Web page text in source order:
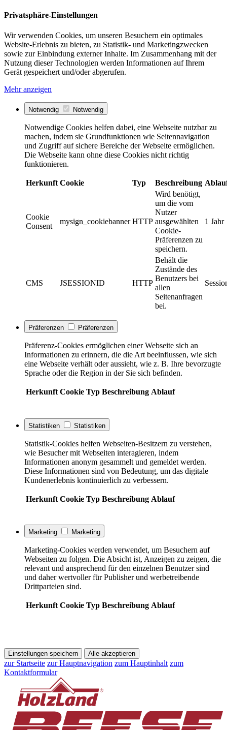
Privatsphäre-Einstellungen
Wir verwenden Cookies, um unseren Besuchern ein optimales
Website-Erlebnis zu bieten, zu Statistik- und Marketingzwecken
sowie zur Einbindung externer Inhalte. Im Zusammenhang mit der
Nutzung dieser Technologien werden Informationen auf Ihrem
Gerät gespeichert und/oder abgerufen.
Mehr anzeigen
Notwendig Notwendig
Notwendige Cookies helfen dabei, eine Webseite nutzbar zu
machen, indem sie Grundfunktionen wie Seitennavigation
und Zugriff auf sichere Bereiche der Webseite ermöglichen.
Die Webseite kann ohne diese Cookies nicht richtig
funktionieren.
Herkunft Cookie Typ Beschreibung
Cookie
Consent
mysign_cookiebanner HTTP
Wird benötigt,
um die vom
Nutzer
ausgewählten
Cookie-
Präferenzen zu
speichern.
1 Jahr
CMS JSESSIONID HTTP
Behält die
Zustände des
Benutzers bei
allen
Seitenanfragen
bei.
Präferenzen Präferenzen
Präferenz-Cookies ermöglichen einer Webseite sich an
Informationen zu erinnern, die die Art beeinflussen, wie sich
eine Webseite verhält oder aussieht, wie z. B. Ihre bevorzugte
Sprache oder die Region in der Sie sich befinden.
Herkunft Cookie Typ Beschreibung Ablauf
Statistiken Statistiken
Statistik-Cookies helfen Webseiten-Besitzern zu verstehen,
wie Besucher mit Webseiten interagieren, indem
Informationen anonym gesammelt und gemeldet werden.
Diese Informationen sind von Bedeutung, um das digitale
Kundenerlebnis kontinuierlich zu verbessern.
Herkunft Cookie Typ Beschreibung Ablauf
Marketing Marketing
Marketing-Cookies werden verwendet, um Besuchern auf
Webseiten zu folgen. Die Absicht ist, Anzeigen zu zeigen, die
relevant und ansprechend für den einzelnen Benutzer sind
und daher wertvoller für Publisher und werbetreibende
Drittparteien sind.
Herkunft Cookie Typ Beschreibung Ablauf
Einstellungen speichern Alle akzeptieren
zur Startseite zur Hauptnavigation zum Hauptinhalt zum
Kontaktformular